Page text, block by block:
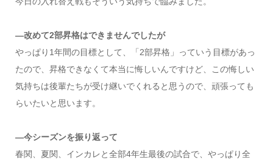
―改めて2部昇格はできませんでしたが
やっぱり1年間の目標として、「2部昇格」っていう目標があっ
たので、昇格できなくて本当に悔しいんですけど、この悔しい
気持ちは後輩たちが受け継いでくれると思うので、頑張っても
らいたいと思います。
―今シーズンを振り返って
春関、夏関、インカレと全部4年生最後の試合で、やっぱり全